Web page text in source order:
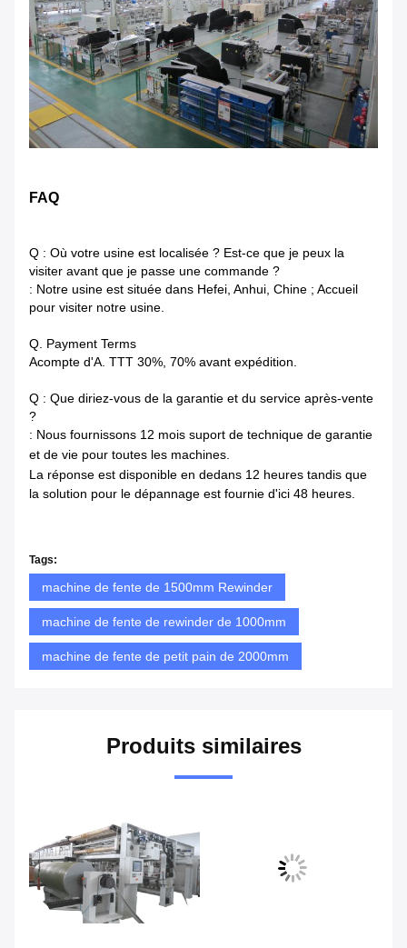
FAQ
Q : Où votre usine est localisée ? Est-ce que je peux la
visiter avant que je passe une commande ?
: Notre usine est située dans Hefei, Anhui, Chine ; Accueil
pour visiter notre usine.
Q. Payment Terms
Acompte d'A. TTT 30%, 70% avant expédition.
Q : Que diriez-vous de la garantie et du service après-vente
?
: Nous fournissons 12 mois suport de technique de garantie
et de vie pour toutes les machines.
La réponse est disponible en dedans 12 heures tandis que
la solution pour le dépannage est fournie d'ici 48 heures.
Tags:
machine de fente de 1500mm Rewinder
machine de fente de rewinder de 1000mm
machine de fente de petit pain de 2000mm
Produits similaires